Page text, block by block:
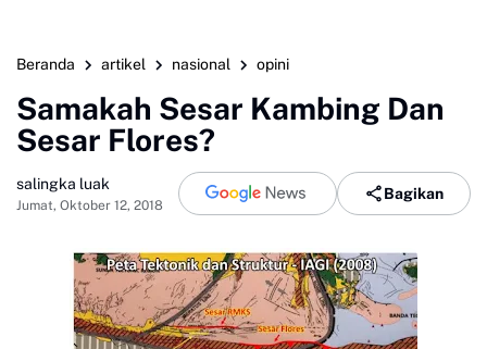
Beranda artikel nasional opini
Samakah Sesar Kambing Dan
Sesar Flores?
salingka luak
Jumat, Oktober 12, 2018
Bagikan